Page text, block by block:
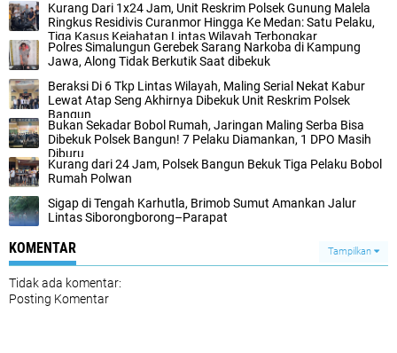
Kurang Dari 1x24 Jam, Unit Reskrim Polsek Gunung Malela
Ringkus Residivis Curanmor Hingga Ke Medan: Satu Pelaku,
Tiga Kasus Kejahatan Lintas Wilayah Terbongkar
Polres Simalungun Gerebek Sarang Narkoba di Kampung
Jawa, Along Tidak Berkutik Saat dibekuk
Beraksi Di 6 Tkp Lintas Wilayah, Maling Serial Nekat Kabur
Lewat Atap Seng Akhirnya Dibekuk Unit Reskrim Polsek
Bangun
Bukan Sekadar Bobol Rumah, Jaringan Maling Serba Bisa
Dibekuk Polsek Bangun! 7 Pelaku Diamankan, 1 DPO Masih
Diburu
Kurang dari 24 Jam, Polsek Bangun Bekuk Tiga Pelaku Bobol
Rumah Polwan
Sigap di Tengah Karhutla, Brimob Sumut Amankan Jalur
Lintas Siborongborong–Parapat
KOMENTAR Tampilkan
Tidak ada komentar:
Posting Komentar